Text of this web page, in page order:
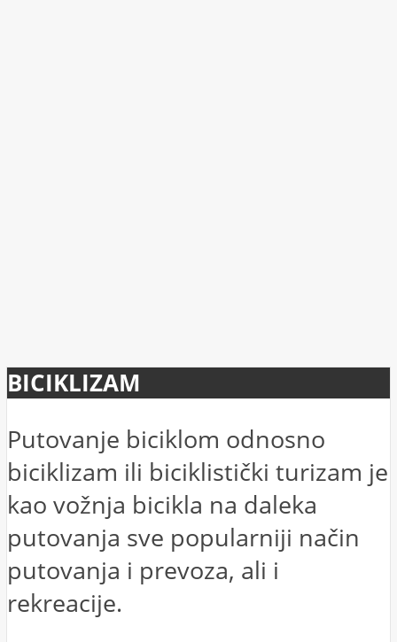
BICIKLIZAM
Putovanje biciklom odnosno
biciklizam ili biciklistički turizam je
kao vožnja bicikla na daleka
putovanja sve popularniji način
putovanja i prevoza, ali i
rekreacije.